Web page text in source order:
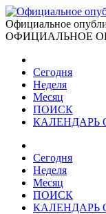
Официальное
ОФИЦИАЛЬНОЕ
Сегодня
Неделя
Месяц
ПОИСК
КАЛЕНДАРЬ
Сегодня
Неделя
Месяц
ПОИСК
КАЛЕНДАРЬ